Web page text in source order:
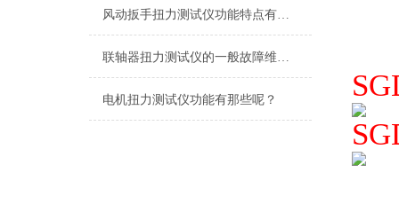
风动扳手扭力测试仪功能特点有哪些？
联轴器扭力测试仪的一般故障维修与处理
电机扭力测试仪功能有那些呢？